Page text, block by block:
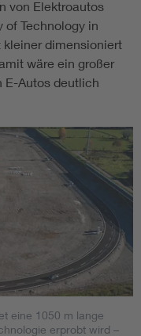
von Elektroautos
of Technology in
kleiner dimensioniert
wäre ein großer
E-Autos deutlich
eine 1050 m lange
erprobt wird –